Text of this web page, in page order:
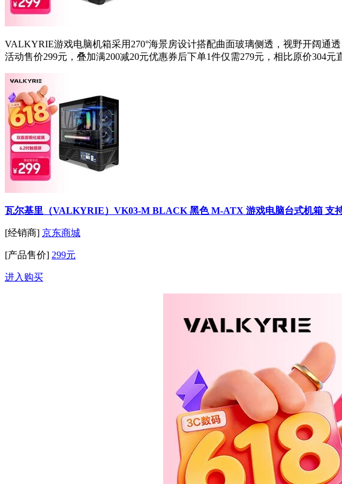
VALKYRIE游戏电脑机箱采用270°海景房设计搭配曲面玻璃侧透，视野开阔通
活动售价299元，叠加满200减20元优惠券后下单1件仅需279元，相比原价304
瓦尔基里（VALKYRIE）VK03-M BLACK 黑色 M-ATX 游戏电脑台式机箱 支
[经销商] 京东商城
[产品售价] 299元
进入购买